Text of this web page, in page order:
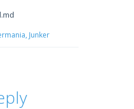
Junker